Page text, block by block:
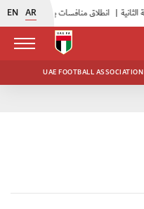
EN AR انطلاق منافسات بطولة النخبة لحرس الرئاسة |
UAE FOOTBALL ASSOCIATION